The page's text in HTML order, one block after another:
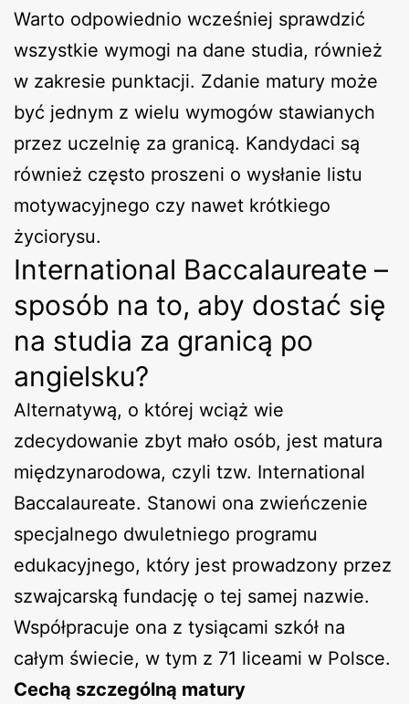
Warto odpowiednio wcześniej sprawdzić
wszystkie wymogi na dane studia, również
w zakresie punktacji. Zdanie matury może
być jednym z wielu wymogów stawianych
przez uczelnię za granicą. Kandydaci są
również często proszeni o wysłanie listu
motywacyjnego czy nawet krótkiego
życiorysu.
International Baccalaureate –
sposób na to, aby dostać się
na studia za granicą po
angielsku?
Alternatywą, o której wciąż wie
zdecydowanie zbyt mało osób, jest matura
międzynarodowa, czyli tzw. International
Baccalaureate. Stanowi ona zwieńczenie
specjalnego dwuletniego programu
edukacyjnego, który jest prowadzony przez
szwajcarską fundację o tej samej nazwie.
Współpracuje ona z tysiącami szkół na
całym świecie, w tym z 71 liceami w Polsce.
Cechą szczególną matury